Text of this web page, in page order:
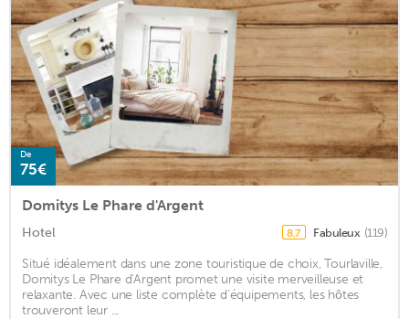
De
75€
Domitys Le Phare d'Argent
Hotel 8,7 Fabuleux (119)
Situé idéalement dans une zone touristique de choix, Tourlaville,
Domitys Le Phare d'Argent promet une visite merveilleuse et
relaxante. Avec une liste complète d'équipements, les hôtes
trouveront leur ...